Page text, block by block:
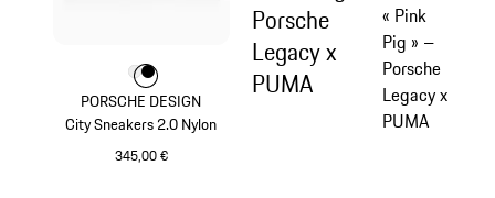
PORSCHE DESIGN
City Sneakers 2.0 Nylon
345,00 €
Couleur
Couleur
Couleur
Porsche
Legacy x
PUMA
« Pink
Pig » –
Porsche
Legacy x
PUMA